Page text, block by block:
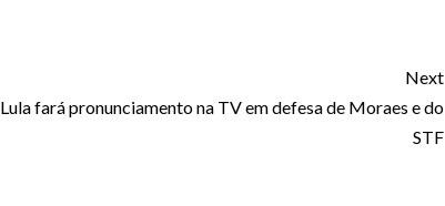
Next
Lula fará pronunciamento na TV em defesa de Moraes e do
STF